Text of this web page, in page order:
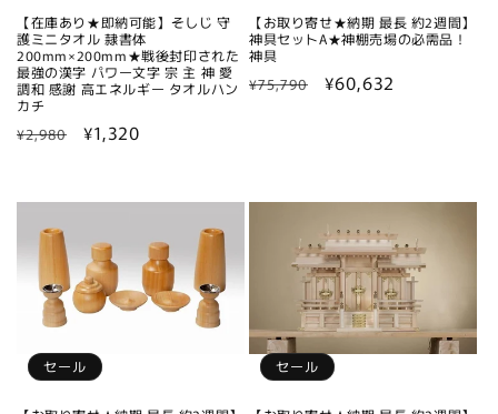
【在庫あり★即納可能】そしじ 守
護ミニタオル 隷書体
200mm×200mm★戦後封印された
最強の漢字 パワー文字 宗 主 神 愛
調和 感謝 高エネルギー タオルハン
カチ
通
¥2,980
セ
格
¥1,320
【お取り寄せ★納期 最長 約2週間】
神具セットA★神棚売場の必需品！
神具
通
¥75,790
セ
¥60,632
セール セール